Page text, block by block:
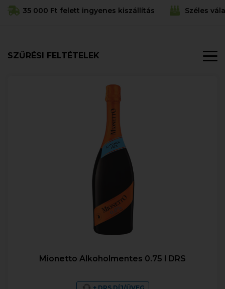
35 000 Ft felett ingyenes kiszállítás Széles
SZŰRÉSI FELTÉTELEK
Mionetto Alkoholmentes 0.75 l DRS